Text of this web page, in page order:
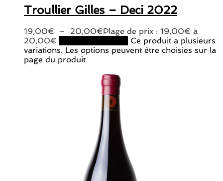
Troullier Gilles – Deci 2022
19,00€ – 20,00€Plage de prix : 19,00€ à
20,00€
Ce produit a plusieurs
variations. Les options peuvent être choisies sur la
page du produit